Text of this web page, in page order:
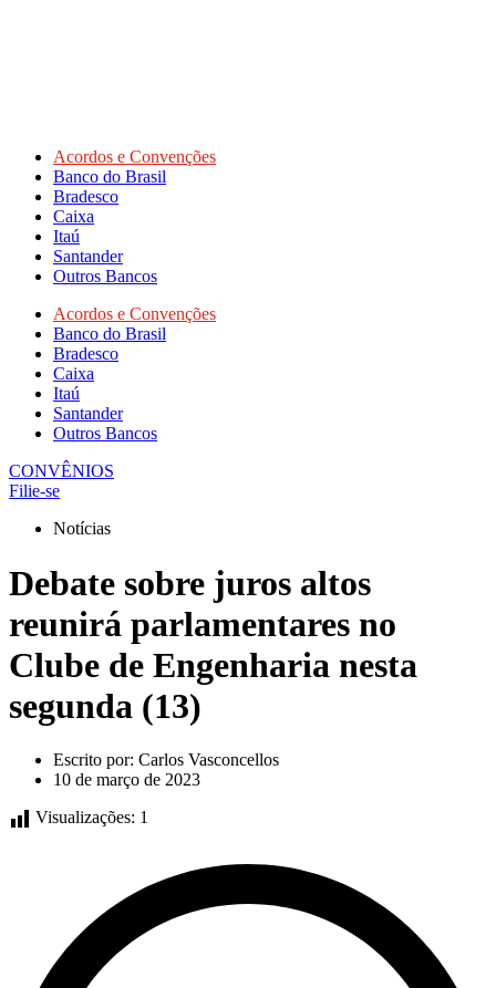
Acordos e Convenções
Banco do Brasil
Bradesco
Caixa
Itaú
Santander
Outros Bancos
Acordos e Convenções
Banco do Brasil
Bradesco
Caixa
Itaú
Santander
Outros Bancos
CONVÊNIOS
Filie-se
Notícias
Debate sobre juros altos
reunirá parlamentares no
Clube de Engenharia nesta
segunda (13)
Escrito por: Carlos Vasconcellos
10 de março de 2023
Visualizações: 1